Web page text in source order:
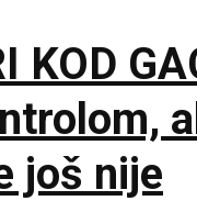
KOD
još nije